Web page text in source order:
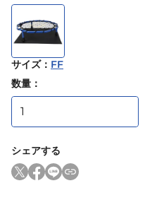
サイズ： FF
数量：
シェアする